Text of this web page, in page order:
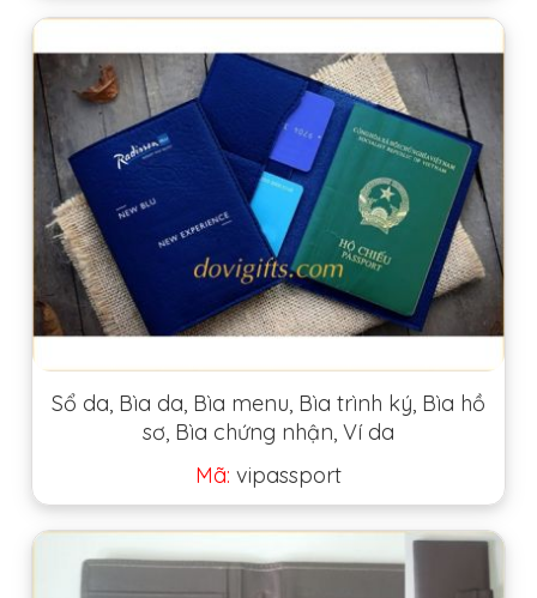
Sổ da, Bìa da, Bìa menu, Bìa trình ký, Bìa hồ
sơ, Bìa chứng nhận, Ví da
Mã: vipassport